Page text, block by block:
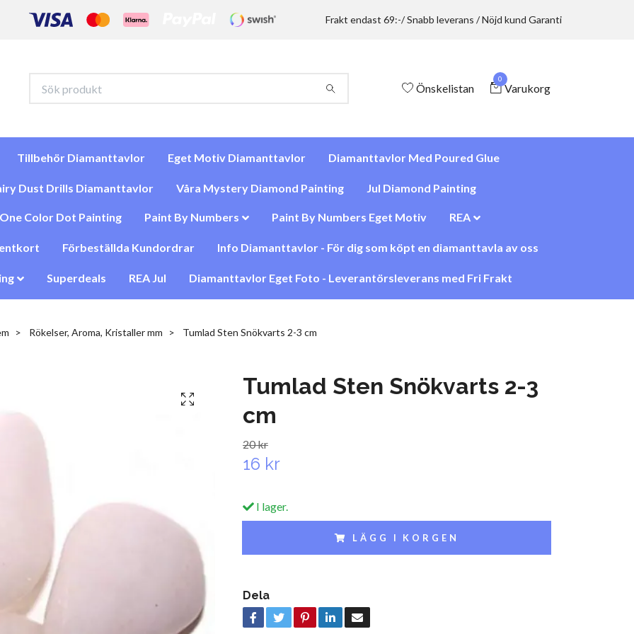
Frakt endast 69:-/ Snabb leverans / Nöjd kund Garanti
Önskelistan
0
Varukorg
Tillbehör Diamanttavlor Eget Motiv Diamanttavlor Diamanttavlor Med Poured Glue
Dust Drills Diamanttavlor Våra Mystery Diamond Painting Jul Diamond Painting
Color Dot Painting Paint By Numbers Paint By Numbers Eget Motiv REA
Förbeställda Kundordrar Info Diamanttavlor - För dig som köpt en diamanttavla av oss
Superdeals REA Jul Diamanttavlor Eget Foto - Leverantörsleverans med Fri Frakt
Rökelser, Aroma, Kristaller mm Tumlad Sten Snökvarts 2-3 cm
Tumlad Sten Snökvarts 2-3
cm
20 kr
16 kr
I lager.
LÄGG I KORGEN
Dela